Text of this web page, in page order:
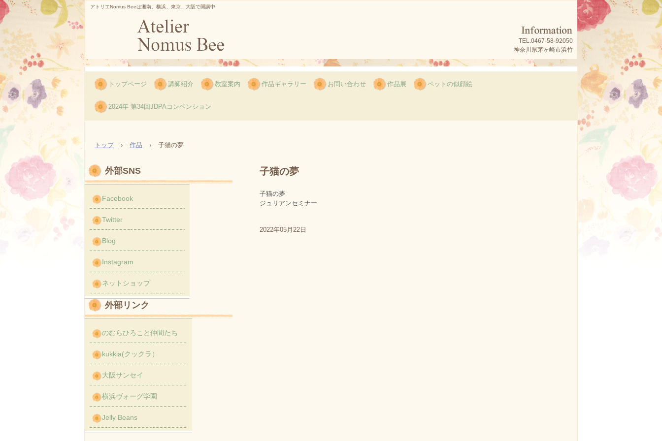
アトリエNomus Beeは湘南、横浜、東京、大阪で開講中
TEL.0467-58-92050
神奈川県茅ヶ崎市浜竹
トップページ 講師紹介 教室案内 作品ギャラリー お問い合わせ 作品展 ペットの似顔絵
2024年 第34回JDPAコンベンション
トップ › 作品 › 子猫の夢
子猫の夢
子猫の夢
ジュリアンセミナー
2022年05月22日
外部SNS
Facebook
Twitter
Blog
Instagram
ネットショップ
外部リンク
のむらひろこと仲間たち
kukkla(クックラ）
大阪サンセイ
横浜ヴォーグ学園
Jelly Beans